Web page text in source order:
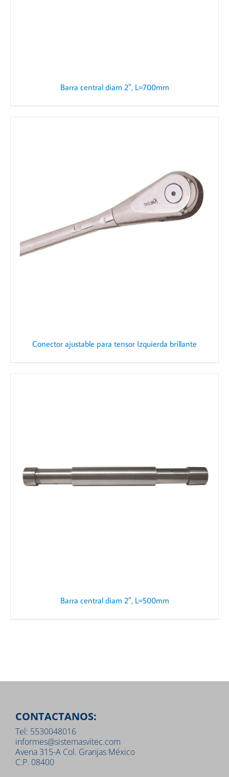
Barra central diam 2″, L=700mm
Conector ajustable para tensor Izquierda brillante
Barra central diam 2″, L=500mm
CONTACTANOS:
Tel: 5530048016
informes@sistemasvitec.com
Avena 315-A Col. Granjas México
C.P. 08400